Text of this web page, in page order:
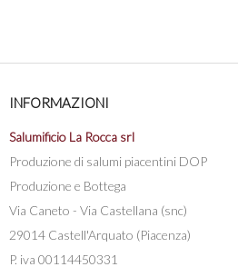
INFORMAZIONI
Salumificio La Rocca srl
Produzione di salumi piacentini DOP
Produzione e Bottega
Via Caneto - Via Castellana (snc)
29014 Castell'Arquato (Piacenza)
P. iva 00114450331